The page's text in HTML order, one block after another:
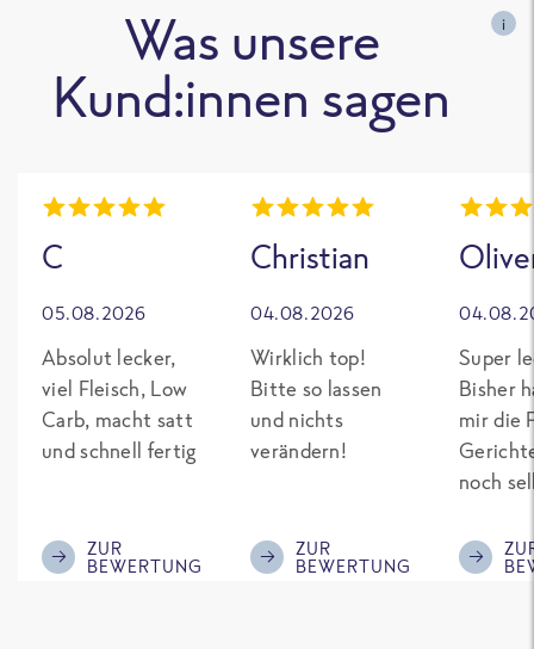
Was unsere
Kund:innen sagen
i
C
05.08.2026
Absolut lecker,
viel Fleisch, Low
Carb, macht satt
und schnell fertig
ZUR
BEWERTUNG
Christian
04.08.2026
Wirklich top!
Bitte so lassen
und nichts
verändern!
ZUR
BEWERTUNG
Super
Bisher
mir die
noch
Eiweiß.
was